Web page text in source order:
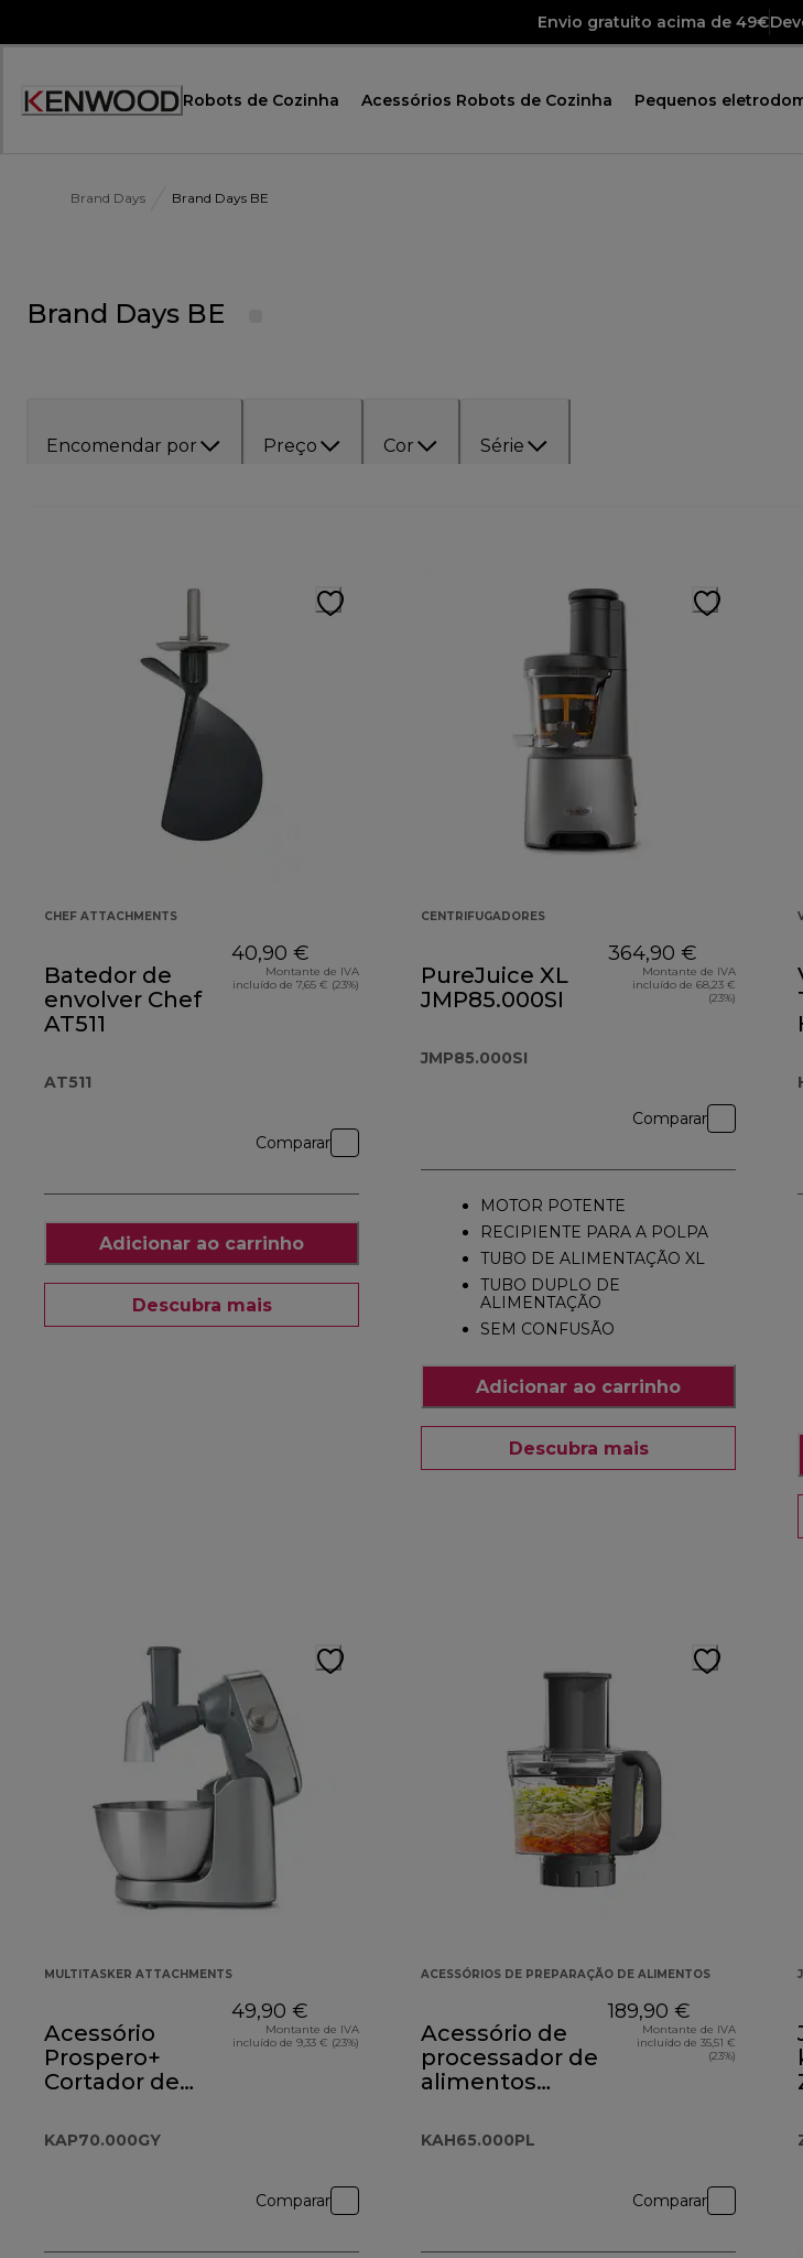
Envio gratuito acima de 49€
Robots de Cozinha Acessórios Robots de Cozinha Pequenos
Brand Days Brand Days BE
Brand Days BE
Encomendar por Preço Cor Série
CHEF ATTACHMENTS
Batedor de
envolver Chef
AT511
AT511
40,90 €
Montante de IVA
incluído de 7,65 € (23%)
Comparar
Adicionar ao carrinho
Descubra mais
CENTRIFUGADORES
PureJuice XL
JMP85.000SI
JMP85.000SI
364,90 €
Montante de IVA
incluído de 68,23 €
(23%)
Comparar
MOTOR POTENTE
RECIPIENTE PARA A POLPA
TUBO DE ALIMENTAÇÃO XL
TUBO DUPLO DE
ALIMENTAÇÃO
SEM CONFUSÃO
Adicionar ao carrinho
Descubra mais
MULTITASKER ATTACHMENTS
Acessório
Prospero+
Cortador de
KAP70.000GY
KAP70.000GY
49,90 €
Montante de IVA
incluído de 9,33 € (23%)
Comparar
ACESSÓRIOS DE PREPARAÇÃO DE ALIMENTOS
Acessório de
processador de
alimentos
KAH65.000PL
189,90 €
Montante de IVA
incluído de 35,51 €
(23%)
Comparar